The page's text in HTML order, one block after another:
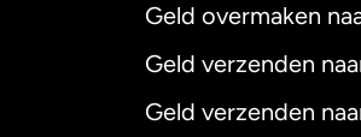
Geld overmaken
Geld verzenden
Geld verzenden